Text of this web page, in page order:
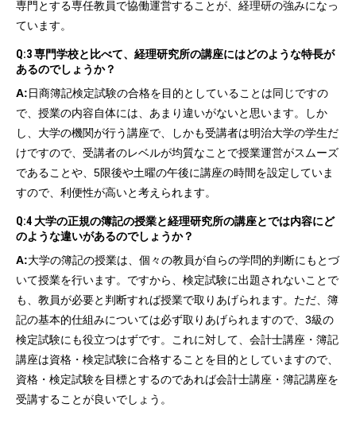
専門とする専任教員で協働運営することが、経理研の強みになっ
ています。
Q:3 専門学校と比べて、経理研究所の講座にはどのような特長が
あるのでしょうか？
A:日商簿記検定試験の合格を目的としていることは同じですの
で、授業の内容自体には、あまり違いがないと思います。しか
し、大学の機関が行う講座で、しかも受講者は明治大学の学生だ
けですので、受講者のレベルが均質なことで授業運営がスムーズ
であることや、5限後や土曜の午後に講座の時間を設定していま
すので、利便性が高いと考えられます。
Q:4 大学の正規の簿記の授業と経理研究所の講座とでは内容にど
のような違いがあるのでしょうか？
A:大学の簿記の授業は、個々の教員が自らの学問的判断にもとづ
いて授業を行います。ですから、検定試験に出題されないことで
も、教員が必要と判断すれば授業で取りあげられます。ただ、簿
記の基本的仕組みについては必ず取りあげられますので、3級の
検定試験にも役立つはずです。これに対して、会計士講座・簿記
講座は資格・検定試験に合格することを目的としていますので、
資格・検定試験を目標とするのであれば会計士講座・簿記講座を
受講することが良いでしょう。